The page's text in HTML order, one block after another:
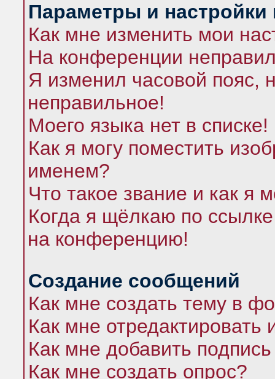
Параметры и настройки
Как мне изменить мои
На конференции
Я изменил часовой пояс,
неправильное!
Моего языка нет в списке!
Как я могу поместить
именем?
Что такое звание и как я
Когда я щёлкаю по
на конференцию!
Создание сообщений
Как мне создать тему в
Как мне
Как мне добавить
Как мне создать опрос?